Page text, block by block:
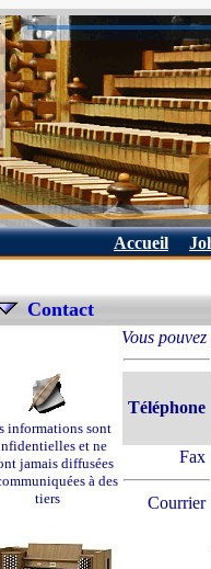
Accueil
Contact
informations sont
et ne
jamais diffusées
à des
tiers
Vous
Téléphone
Fax
Courrier